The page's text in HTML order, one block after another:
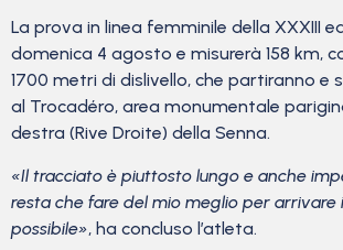
La prova in linea femminile della XXXIII
domenica 4 agosto e misurerà 158 km,
1700 metri di dislivello, che partiranno e
al Trocadéro, area monumentale
destra (Rive Droite) della Senna.
«Il tracciato è piuttosto lungo e anche
resta che fare del mio meglio per arrivare
possibile», ha concluso l’atleta.